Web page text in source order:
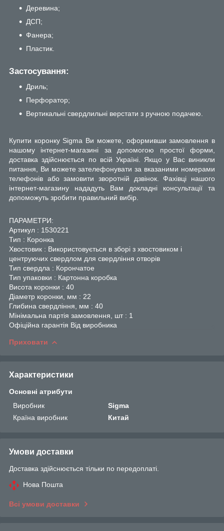
Деревина;
ДСП;
Фанера;
Пластик.
Застосування:
Дриль;
Перфоратор;
Вертикальні свердлильні верстати з ручною подачею.
Купити коронку Sigma Ви можете, оформивши замовлення в
нашому інтернет-магазині за допомогою простої форми,
доставка здійснюється по всій Україні. Якщо у Вас виникли
питання, Ви можете зателефонувати за вказаними номерами
телефонів або замовити зворотній дзвінок. Фахівці нашого
інтернет-магазину нададуть Вам докладні консультації та
допоможуть зробити правильний вибір.
ПАРАМЕТРИ:
Артикул : 1530221
Тип : Коронка
Хвостовик : Використовується в зборі з хвостовиком і
центруючих свердлом для свердління отворів
Тип свердла : Корончатое
Тип упаковки : Картонна коробка
Висота коронки : 40
Діаметр коронки, мм : 22
Глибина свердління, мм : 40
Мінімальна партія замовлення, шт : 1
Офіційна гарантія Від виробника
Приховати
Характеристики
Основні атрибути
Виробник
Sigma
Країна виробник
Китай
Умови доставки
Доставка здійснюється тільки по передоплаті.
Нова Пошта
Всі умови доставки